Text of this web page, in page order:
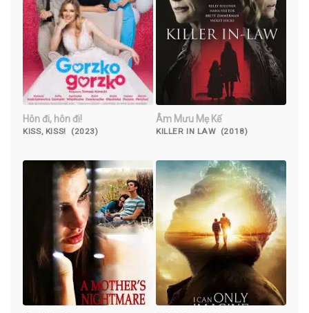
Hôn đi, hôn đi!
KISS, KISS! (2023)
Âm Mưu Mẹ Kế
KILLER IN LAW (2018)